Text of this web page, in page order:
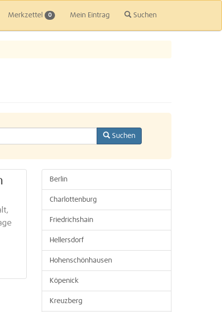
Merkzettel 0 Mein Eintrag Suchen
Suchen
Berlin
Charlottenburg
Friedrichshain
Hellersdorf
Hohenschönhausen
Köpenick
Kreuzberg